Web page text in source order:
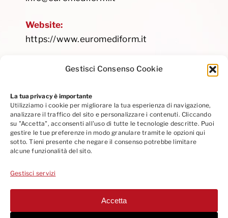
Gestisci Consenso Cookie
La tua privacy è importante
Utilizziamo i cookie per migliorare la tua esperienza di navigazione,
analizzare il traffico del sito e personalizzare i contenuti. Cliccando
su "Accetta", acconsenti all'uso di tutte le tecnologie descritte. Puoi
gestire le tue preferenze in modo granulare tramite le opzioni qui
sotto. Tieni presente che negare il consenso potrebbe limitare
alcune funzionalità del sito.
Gestisci servizi
Accetta
Website:
https://www.euromediform.it
Privacy Policy|Cookie Policy|Codice Etico
Seguici su Linkedin